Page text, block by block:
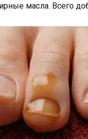
масла. Всего